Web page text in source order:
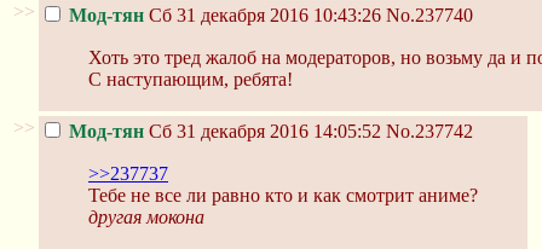
>> Мод-тян Сб 31 декабря 2016 10:43:26 No.237740
Хоть это тред жалоб на модераторов, но возьму да
С наступающим, ребята!
>> Мод-тян Сб 31 декабря 2016 14:05:52 No.237742
>>237737
Тебе не все ли равно кто и как смотрит аниме?
другая мокона